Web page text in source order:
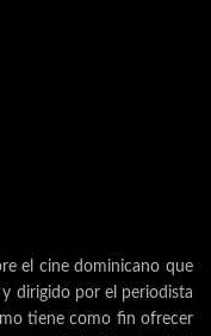
el cine dominicano que
dirigido por el periodista
tiene como fin ofrecer